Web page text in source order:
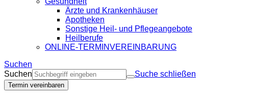
Ärzte und Krankenhäuser
Apotheken
Sonstige Heil- und Pflegeangebote
Heilberufe
ONLINE-TERMINVEREINBARUNG
Suchen
Suchen
Suche schließen
Termin vereinbaren